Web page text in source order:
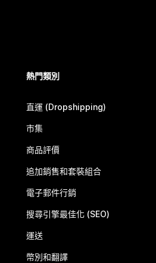
熱門類別
直運 (Dropshipping)
市集
商品評價
追加銷售和套裝組合
電子郵件行銷
搜尋引擎最佳化 (SEO)
運送
幣別和翻譯